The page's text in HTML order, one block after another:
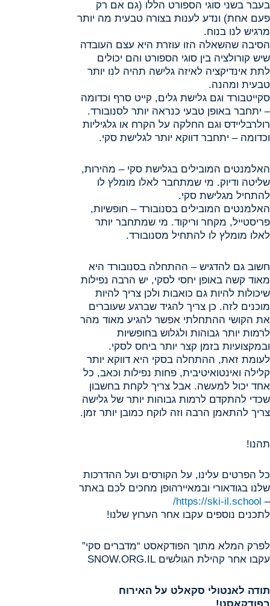
בעבר בשני סוגי הספורט הללו (גם אם רק
פעם אחת) ונדע לענות בצורה טבעית מה יותר
מרגיש לנו בנוח.
הסיבה שהשאלה הזו עוזרת היא עצם העובדה
שיש קורולציה בין סוגי הספורט והם יכולים
לתת אינדיקציה לאיזה גלישה תהיה לנו יותר
טבעית ומהנה.
סקייטבורד וגם גלישת גלים, קייט סרף וכדומה
– יתחבר באופן טבעי כנראה יותר לסנובורד.
רולרבליידס וגם החלקה על הקרח או גלגיליות
וכדומה – יתחבר דווקא יותר לגלישת סקי.
האלמנטים המובילים בגלישת סקי – מהירות,
שליטה ודיוק. מי שמתחבר לאלו מומלץ לו
להתחיל מגלישת סקי.
האלמנטים המובילים בסנובורד – חופשיות,
פריסטייל, מקחר וריקוד. מי שמתחבר יותר
לאלו מומלץ לו להתחיל מסנובורד.
חשוב גם להדגיש – ההתחלה בסנובורד היא
מאוד קשה באופן יחסי לסקי, יש הרבה נפילות
שיכולות להיות גם כואבות ולכן צריך להיות
מוכנים לזה. כן צריך להגיד שברגע שעוברים
את הקושי ההתחלתי אפשר להגיע מאוד מהר
לרמות יותר גבוהות ולגלוש בחופשיות
ובמקצועיות בזמן קצר יותר ביחס לסקי.
לעומת זאת, ההתחלה בסקי היא דווקא יותר
קלילה ואינטואיטיבית, פחות נפילות וכאב, כל
אחד יכול למעשה. אבל צריך לקחת בחשבון
שכדי להתקדם לרמות גבוהות יותר של גלישה
צריך להתאמן הרבה וזה לוקח כמובן יותר זמן.
תהנו!
כל הפרטים עלינו, על הקורסים ועל ההדרכות
שלנו בגודאורי ובמאיירהופן מחכים לכם באתר
–
https://ski-il.school/
לתכנים נוספים עקבו אחר הערוץ שלנו!
לפרק המלא מתוך הפודקאסט “מדברים סקי”
עקבו אחר קהילת הגולשים SNOW.ORG.IL
תודה לאנטולי סקאלט על האירוח